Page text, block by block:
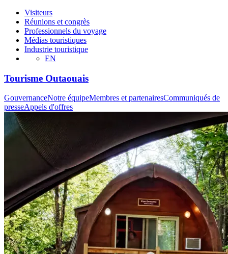
Visiteurs
Réunions et congrès
Professionnels du voyage
Médias touristiques
Industrie touristique
EN
Tourisme Outaouais
GouvernanceNotre équipeMembres et partenairesCommuniqués de
presseAppels d'offres